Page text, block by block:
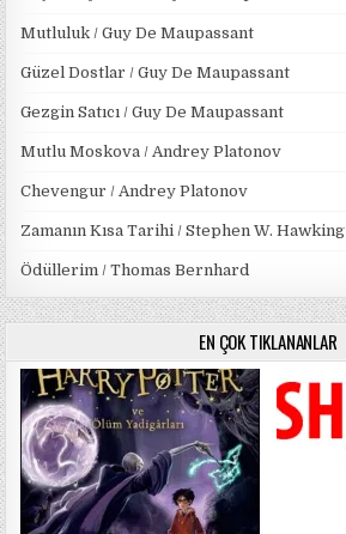
Mutluluk / Guy De Maupassant
Güzel Dostlar / Guy De Maupassant
Gezgin Satıcı / Guy De Maupassant
Mutlu Moskova / Andrey Platonov
Chevengur / Andrey Platonov
Zamanın Kısa Tarihi / Stephen W. Hawking
Ödüllerim / Thomas Bernhard
EN ÇOK TIKLANANLAR